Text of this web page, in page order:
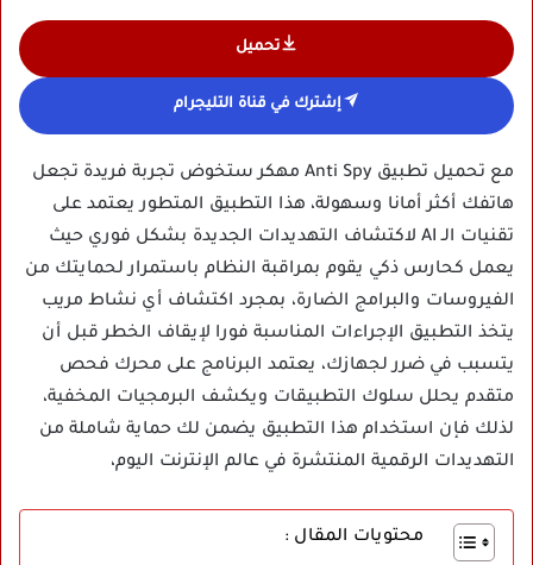
تحميل
إشترك في قناة التليجرام
مع تحميل تطبيق Anti Spy مهكر ستخوض تجربة فريدة تجعل
هاتفك أكثر أمانا وسهولة، هذا التطبيق المتطور يعتمد على
تقنيات الـ AI لاكتشاف التهديدات الجديدة بشكل فوري حيث
يعمل كحارس ذكي يقوم بمراقبة النظام باستمرار لحمايتك من
الفيروسات والبرامج الضارة، بمجرد اكتشاف أي نشاط مريب
يتخذ التطبيق الإجراءات المناسبة فورا لإيقاف الخطر قبل أن
يتسبب في ضرر لجهازك، يعتمد البرنامج على محرك فحص
متقدم يحلل سلوك التطبيقات ويكشف البرمجيات المخفية،
لذلك فإن استخدام هذا التطبيق يضمن لك حماية شاملة من
التهديدات الرقمية المنتشرة في عالم الإنترنت اليوم،
محتويات المقال :